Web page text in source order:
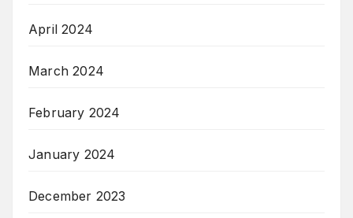
April 2024
March 2024
February 2024
January 2024
December 2023